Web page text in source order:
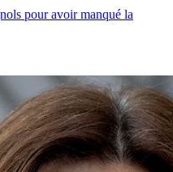
pour avoir manqué la